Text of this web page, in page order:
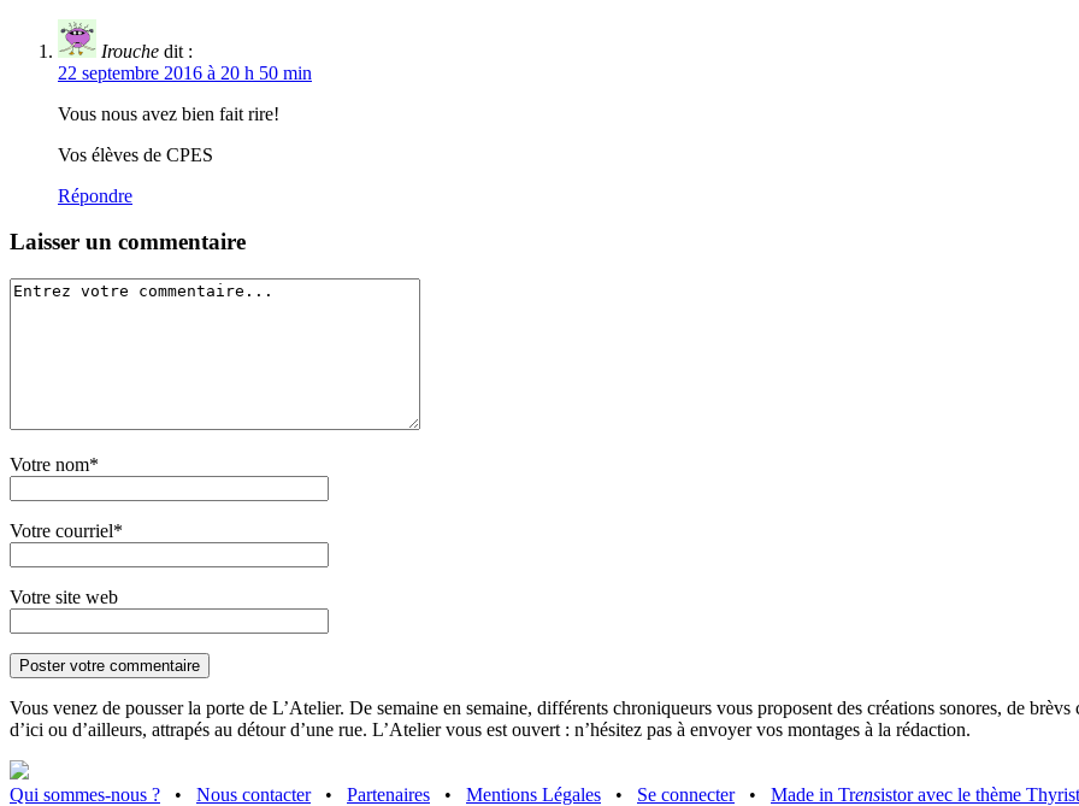
Irouche dit :
22 septembre 2016 à 20 h 50 min
Vous nous avez bien fait rire!
Vos élèves de CPES
Répondre
Laisser un commentaire
Votre nom*
Votre courriel*
Votre site web
Vous venez de pousser la porte de L’Atelier. De semaine en semaine, différents chroniqueurs vous proposent des créations sonores, de
d’ici ou d’ailleurs, attrapés au détour d’une rue. L’Atelier vous est ouvert : n’hésitez pas à envoyer vos montages à la rédaction.
Qui sommes-nous ? • Nous contacter • Partenaires • Mentions Légales • Se connecter • Made in Trensistor avec le thème